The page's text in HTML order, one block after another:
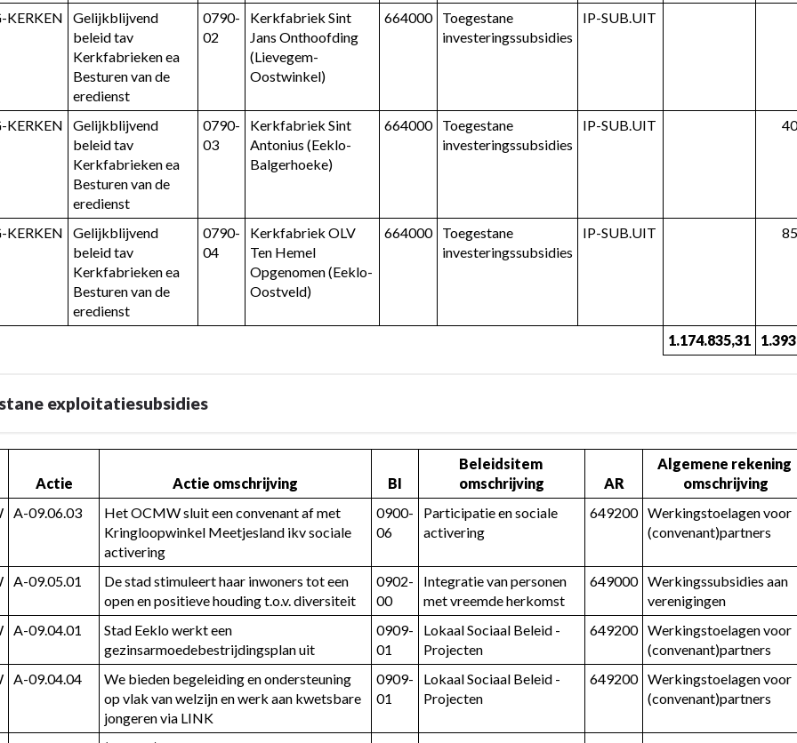
KERKEN
Gelijkblijvend
beleid tav
Kerkfabrieken ea
Besturen van de
eredienst
0790-
02
Kerkfabriek Sint
Jans Onthoofding
(Lievegem-
Oostwinkel)
664000
Toegestane
investeringssubsidies
IP-SUB.UIT
KERKEN
Gelijkblijvend
beleid tav
Kerkfabrieken ea
Besturen van de
eredienst
0790-
03
Kerkfabriek Sint
Antonius (Eeklo-
Balgerhoeke)
664000
Toegestane
investeringssubsidies
IP-SUB.UIT
KERKEN
Gelijkblijvend
beleid tav
Kerkfabrieken ea
Besturen van de
eredienst
0790-
04
Kerkfabriek OLV
Ten Hemel
Opgenomen (Eeklo-
Oostveld)
664000
Toegestane
investeringssubsidies
IP-SUB.UIT
1.174.835,31
exploitatiesubsidies
Actie Actie omschrijving BI
Beleidsitem
omschrijving
AR
Algemene rekening
omschrijving
A-09.06.03
Het OCMW sluit een convenant af met
Kringloopwinkel Meetjesland ikv sociale
activering
0900-
06
Participatie en sociale
activering
649200 Werkingstoelagen voor
(convenant)partners
A-09.05.01
De stad stimuleert haar inwoners tot een
open en positieve houding t.o.v. diversiteit
0902-
00
Integratie van personen
met vreemde herkomst
649000 Werkingssubsidies aan
verenigingen
A-09.04.01
Stad Eeklo werkt een
gezinsarmoedebestrijdingsplan uit
0909-
01
Lokaal Sociaal Beleid -
Projecten
649200 Werkingstoelagen voor
(convenant)partners
A-09.04.04
We bieden begeleiding en ondersteuning
op vlak van welzijn en werk aan kwetsbare
jongeren via LINK
0909-
01
Lokaal Sociaal Beleid -
Projecten
649200 Werkingstoelagen voor
(convenant)partners